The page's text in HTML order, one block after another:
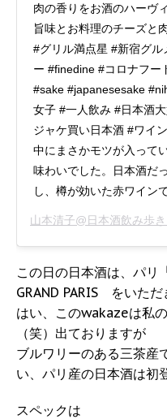
肉の香りをお酒のハーヴ
旨味とお料理のチーズと
#グリル満点星 #新宿グル
ー #finedine #コロナフー
#sake #japanesesake
女子 #一人飲み #日本酒
ジャケ買い日本酒 #ワイ
中にまさかモツが入って
味わいでした。日本酒だ
し、樽が効いた赤ワイン
山本清子@日本酒飲み歩
この日の日本酒は、パリ
GRAND PARIS をいただ
はい、このwakazeは私
（笑）出ておりますが
ブルワリーのある三茶産
い、パリ産の日本酒は初
スペックは